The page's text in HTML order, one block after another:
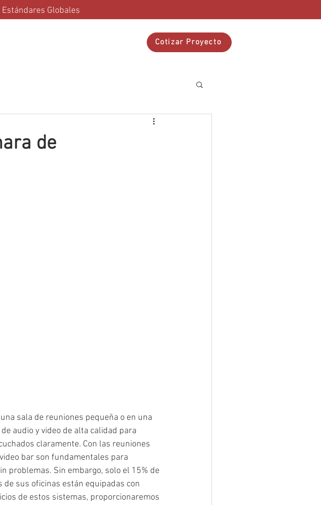
Globales
Cotizar Proyecto
de
sala de reuniones pequeña o en una
audio y video de alta calidad para
claramente. Con las reuniones
bar son fundamentales para
problemas. Sin embargo, solo el 15% de
sus oficinas están equipadas con
de estos sistemas, proporcionaremos